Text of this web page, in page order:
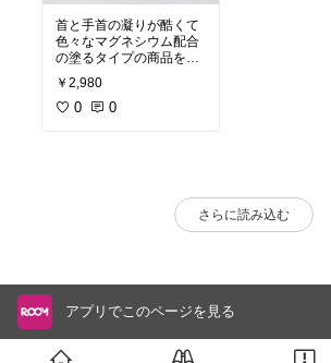
首と手首の凝りが酷くて
色々なマグネシウム配合
の塗るタイプの商品を使
ってみましたが、こちら
は特に香りが良いのと心
地よいスースーと清涼感
効果を感じました。頭の
重さがとれるかんじがし
てみたい方は、40gぜひ
オススメです。
￥2,980
0 0
さらに読み込む
アプリでこのページを見る